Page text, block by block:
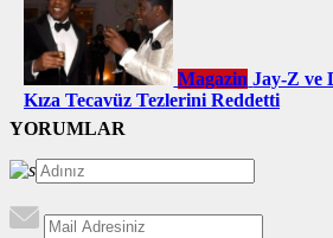
Magazin Jay-Z ve
Kıza Tecavüz Tezlerini Reddetti
YORUMLAR